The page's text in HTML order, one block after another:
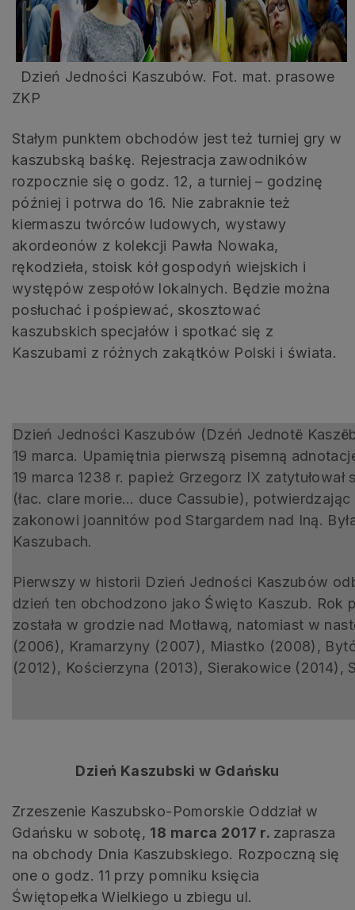
Dzień Jedności Kaszubów. Fot. mat. prasowe
ZKP
Stałym punktem obchodów jest też turniej gry w
kaszubską baśkę. Rejestracja zawodników
rozpocznie się o godz. 12, a turniej – godzinę
później i potrwa do 16. Nie zabraknie też
kiermaszu twórców ludowych, wystawy
akordeonów z kolekcji Pawła Nowaka,
rękodzieła, stoisk kół gospodyń wiejskich i
występów zespołów lokalnych. Będzie można
posłuchać i pośpiewać, skosztować
kaszubskich specjałów i spotkać się z
Kaszubami z różnych zakątków Polski i świata.
Dzień Jedności Kaszubów (Dzéń Jednotë
19 marca. Upamiętnia pierwszą pisemną
19 marca 1238 r. papież Grzegorz IX
(łac. clare morie… duce Cassubie),
zakonowi joannitów pod Stargardem nad Iną.
Kaszubach.
Pierwszy w historii Dzień Jedności Kaszubów
dzień ten obchodzono jako Święto Kaszub. Rok
została w grodzie nad Motławą, natomiast w
(2006), Kramarzyny (2007), Miastko (2008),
(2012), Kościerzyna (2013), Sierakowice (2014),
Dzień Kaszubski w Gdańsku
Zrzeszenie Kaszubsko-Pomorskie Oddział w
Gdańsku w sobotę, 18 marca 2017 r. zaprasza
na obchody Dnia Kaszubskiego. Rozpoczną się
one o godz. 11 przy pomniku księcia
Świętopełka Wielkiego u zbiegu ul.